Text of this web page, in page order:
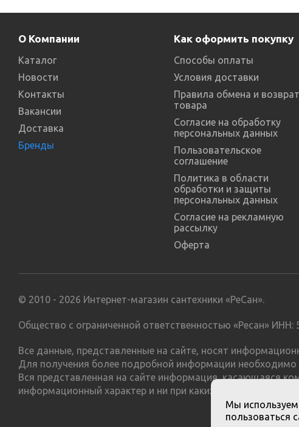
О Компании
Каталог
Новости
Контакты
Вакансии
Доставка
Бренды
Как оформить покупку
Способы оплаты
Условия доставки
Правила обмена и
товара
Согласие на обработку
персональных данных
Пользовательское
соглашение
Политика в области
обработки и защиты
персональных данных
Согласие на рекламную
рассылку
Оферта
© 2010 - 2026 Интернет-магазин сантехники «РеСан».
Общество с ограниченной ответственностью «Ресан»
Все данные, представленные на сайте, носят
Для получения более подробной информации
Вся представленная на сайте информация, касающаяся
информационный характер и ни при каких условиях не
Мы
пользоваться